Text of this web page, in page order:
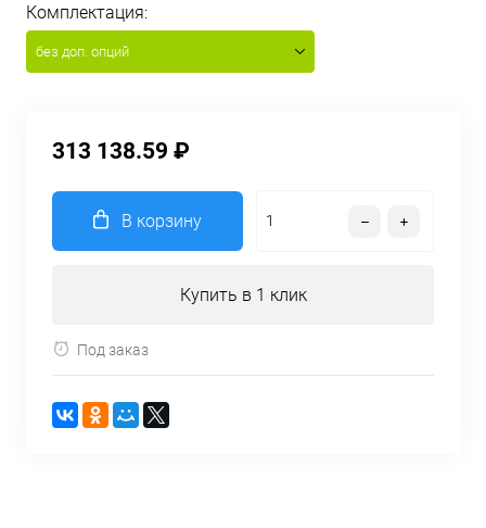
Комплектация:
без доп. опций
313 138.59 ₽
В корзину
Купить в 1 клик
Под заказ